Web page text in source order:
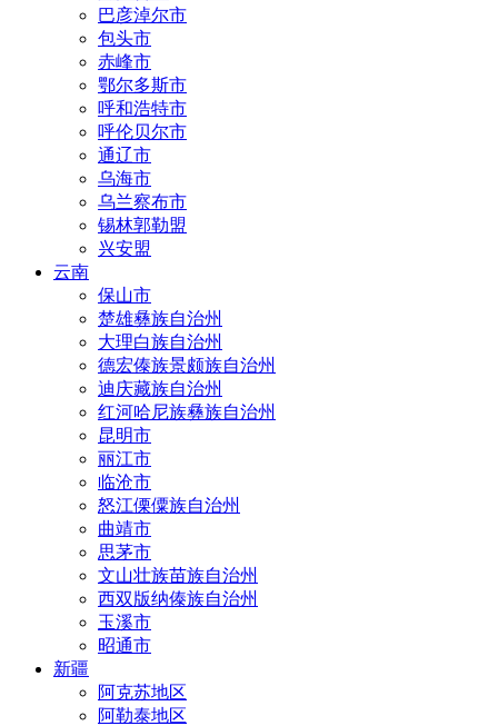
巴彦淖尔市
包头市
赤峰市
鄂尔多斯市
呼和浩特市
呼伦贝尔市
通辽市
乌海市
乌兰察布市
锡林郭勒盟
兴安盟
云南
保山市
楚雄彝族自治州
大理白族自治州
德宏傣族景颇族自治州
迪庆藏族自治州
红河哈尼族彝族自治州
昆明市
丽江市
临沧市
怒江傈僳族自治州
曲靖市
思茅市
文山壮族苗族自治州
西双版纳傣族自治州
玉溪市
昭通市
新疆
阿克苏地区
阿勒泰地区